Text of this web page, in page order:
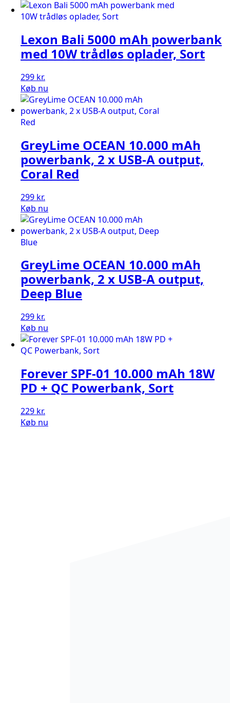
Lexon Bali 5000 mAh powerbank
med 10W trådløs oplader, Sort
299 kr.
Køb nu
GreyLime OCEAN 10.000 mAh
powerbank, 2 x USB-A output,
Coral Red
299 kr.
Køb nu
GreyLime OCEAN 10.000 mAh
powerbank, 2 x USB-A output,
Deep Blue
299 kr.
Køb nu
Forever SPF-01 10.000 mAh 18W
PD + QC Powerbank, Sort
229 kr.
Køb nu